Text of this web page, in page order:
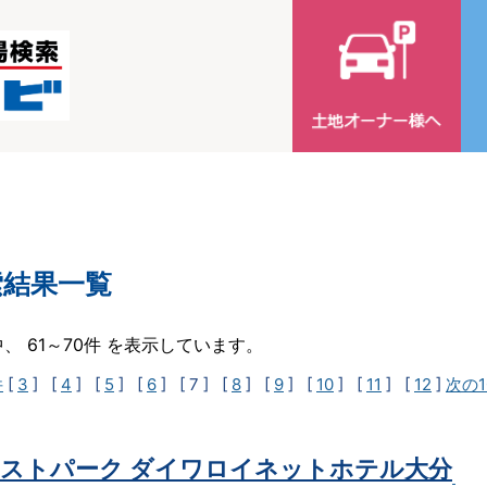
果一覧
61～70件 を表示しています。
[ 3 ] [ 4 ] [ 5 ] [ 6 ] [ 7 ] [ 8 ] [ 9 ] [ 10 ] [ 11 ] [ 12 ] 次の
トパーク ダイワロイネットホテル大分